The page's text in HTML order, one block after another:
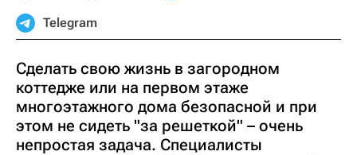
Telegram
Сделать свою жизнь в загородном
коттедже или на первом этаже
многоэтажного дома безопасной и при
этом не сидеть "за решеткой" – очень
непростая задача. Специалисты